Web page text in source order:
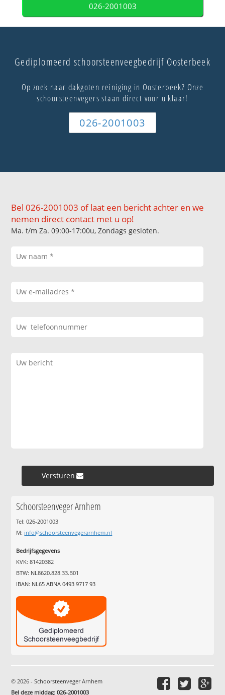
026-2001003
Gediplomeerd schoorsteenveegbedrijf Oosterbeek
Op zoek naar dakgoten reiniging in Oosterbeek? Onze
schoorsteenvegers staan direct voor u klaar!
026-2001003
Bel 026-2001003 of laat een bericht achter en we
nemen direct contact met u op!
Ma. t/m Za. 09:00-17:00u, Zondags gesloten.
Versturen »
Schoorsteenveger Arnhem
Tel: 026-2001003
M: info@schoorsteenvegerarnhem.nl
Bedrijfsgegevens
KVK: 81420382
BTW: NL8620.828.33.B01
IBAN: NL65 ABNA 0493 9717 93
© 2026 - Schoorsteenveger Arnhem
Bel deze middag:026-2001003